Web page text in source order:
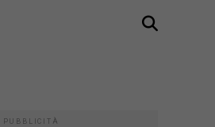
PUBBLICITÀ